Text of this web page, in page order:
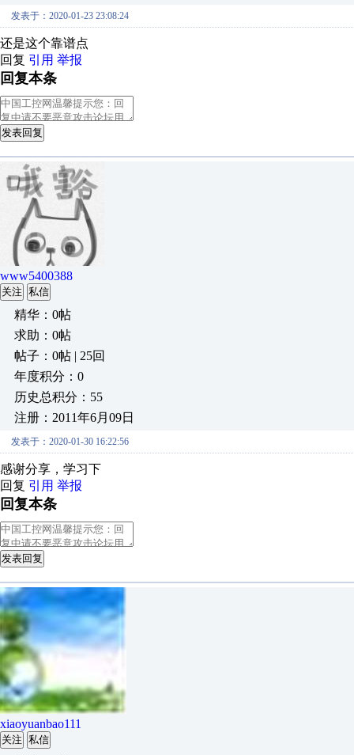
发表于：2020-01-23 23:08:24
还是这个靠谱点
回复 引用 举报
回复本条
发表回复
www5400388
关注 私信
精华：0帖
求助：0帖
帖子：0帖 | 25回
年度积分：0
历史总积分：55
注册：2011年6月09日
发表于：2020-01-30 16:22:56
感谢分享，学习下
回复 引用 举报
回复本条
发表回复
xiaoyuanbao111
关注 私信